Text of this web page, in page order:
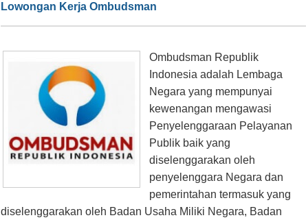
Lowongan Kerja Ombudsman
Ombudsman Republik
Indonesia adalah Lembaga
Negara yang mempunyai
kewenangan mengawasi
Penyelenggaraan Pelayanan
Publik baik yang
diselenggarakan oleh
penyelenggara Negara dan
pemerintahan termasuk yang
diselenggarakan oleh Badan Usaha Miliki Negara, Badan